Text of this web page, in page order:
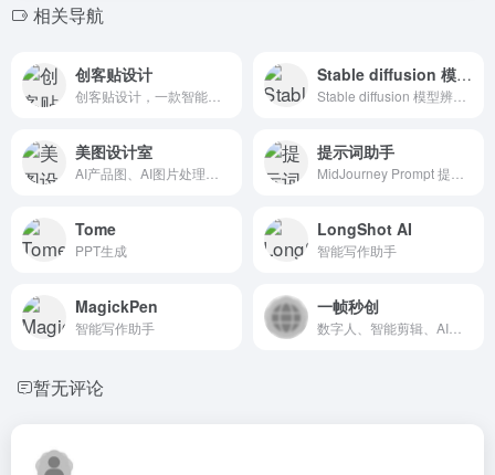
相关导航
创客贴设计 Stable diffusion 模型辨别
美图设计室 提示词助手
Tome
PPT生成
LongShot AI
智能写作助手
MagickPen
智能写作助手
一帧秒创
暂无评论